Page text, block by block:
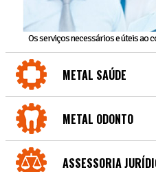
Os serviços necessários e úteis ao
METAL SAÚDE
METAL ODONTO
ASSESSORIA